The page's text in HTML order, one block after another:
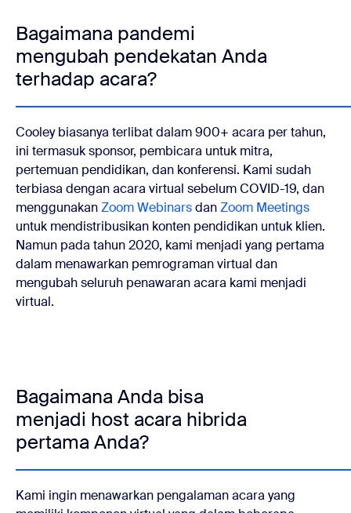
Bagaimana pandemi
mengubah pendekatan Anda
terhadap acara?
Cooley biasanya terlibat dalam 900+ acara per tahun,
ini termasuk sponsor, pembicara untuk mitra,
pertemuan pendidikan, dan konferensi. Kami sudah
terbiasa dengan acara virtual sebelum COVID-19, dan
menggunakanZoom WebinarsdanZoom Meetings
untuk mendistribusikan konten pendidikan untuk klien.
Namun pada tahun 2020, kami menjadi yang pertama
dalam menawarkan pemrograman virtual dan
mengubah seluruh penawaran acara kami menjadi
virtual.
Bagaimana Anda bisa
menjadi host acara hibrida
pertama Anda?
Kami ingin menawarkan pengalaman acara yang